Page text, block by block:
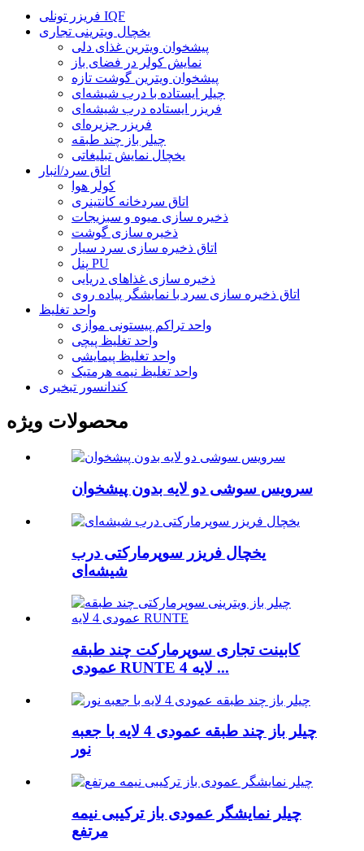
فریزر تونلی IQF
یخچال ویترینی تجاری
پیشخوان ویترین غذای دلی
نمایش کولر در فضای باز
پیشخوان ویترین گوشت تازه
چیلر ایستاده با درب شیشه‌ای
فریزر ایستاده درب شیشه‌ای
فریزر جزیره‌ای
چیلر باز چند طبقه
یخچال نمایش تبلیغاتی
اتاق سرد/انبار
کولر هوا
اتاق سردخانه کانتینری
ذخیره سازی میوه و سبزیجات
ذخیره سازی گوشت
اتاق ذخیره سازی سرد سیار
پنل PU
ذخیره سازی غذاهای دریایی
اتاق ذخیره سازی سرد با نمایشگر پیاده روی
واحد تغلیظ
واحد تراکم پیستونی موازی
واحد تغلیظ پیچی
واحد تغلیظ پیمایشی
واحد تغلیظ نیمه هرمتیک
کندانسور تبخیری
محصولات ویژه
سرویس سوشی دو لایه بدون پیشخوان
یخچال فریزر سوپرمارکتی درب
شیشه‌ای
کابینت تجاری سوپرمارکت چند طبقه
عمودی RUNTE 4 لایه ...
چیلر باز چند طبقه عمودی 4 لایه با جعبه
نور
چیلر نمایشگر عمودی باز ترکیبی نیمه
مرتفع